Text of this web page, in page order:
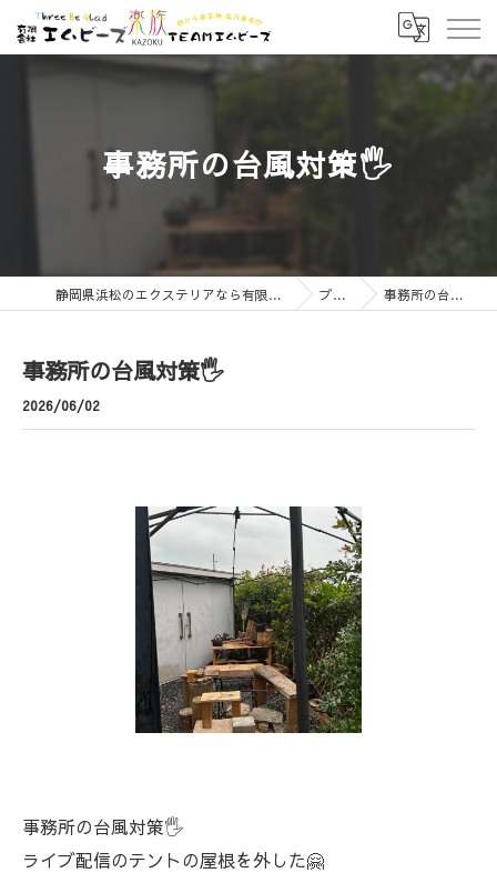
事務所の台風対策🖐️
静岡県浜松のエクステリアなら有限会社エムビーズ ブログ 事務所の台風対策🖐️
事務所の台風対策🖐️
2026/06/02
事務所の台風対策🖐️
ライブ配信のテントの屋根を外した🤗